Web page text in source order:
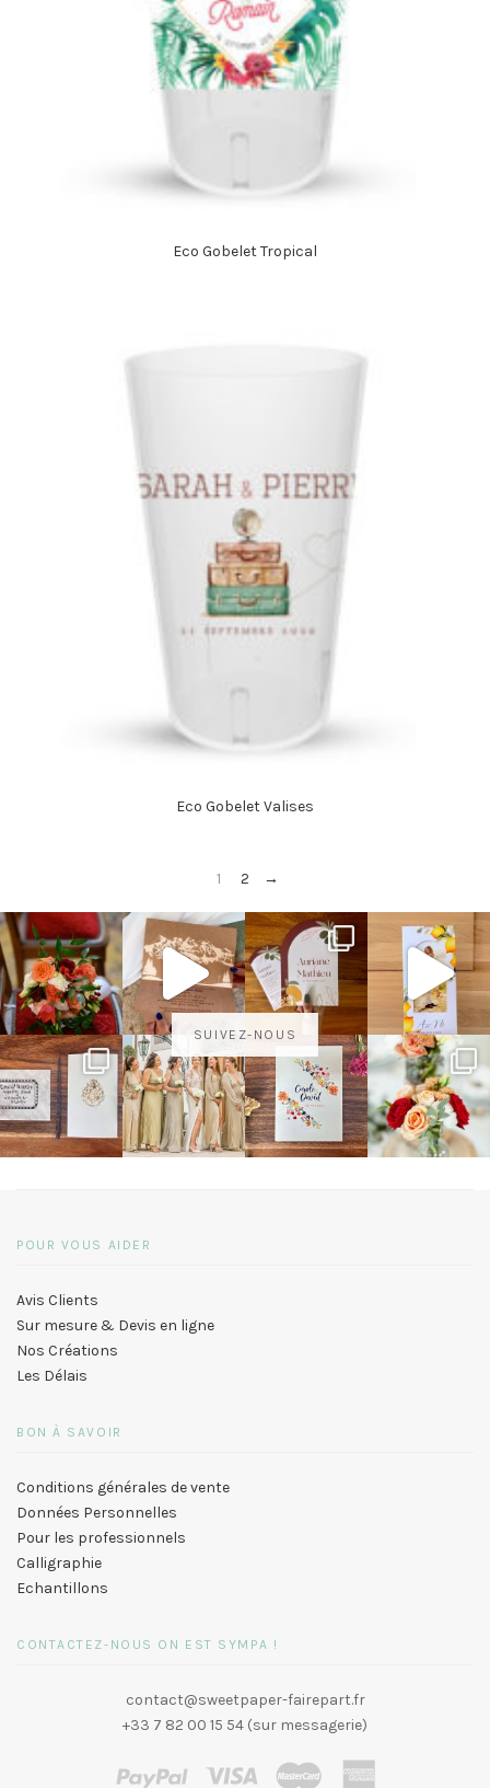
Eco Gobelet Tropical
Eco Gobelet Valises
1 2 →
SUIVEZ-NOUS
POUR VOUS AIDER
Avis Clients
Sur mesure & Devis en ligne
Nos Créations
Les Délais
BON À SAVOIR
Conditions générales de vente
Données Personnelles
Pour les professionnels
Calligraphie
Echantillons
CONTACTEZ-NOUS ON EST SYMPA !
contact@sweetpaper-fairepart.fr
+33 7 82 00 15 54 (sur messagerie)